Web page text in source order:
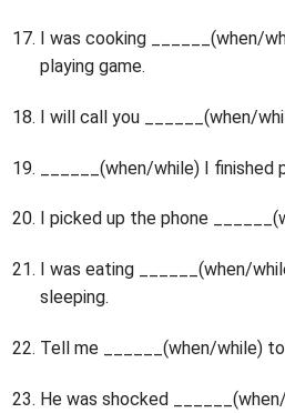
I was cooking ______(when/
playing game.
I will call you ______(when/
______(when/while) I finished
I picked up the phone
I was eating ______(when/
sleeping.
Tell me ______(when/while)
He was shocked